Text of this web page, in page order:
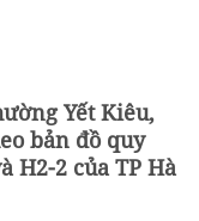
Yết Kiêu,
bản đồ quy
H2-2 của TP Hà